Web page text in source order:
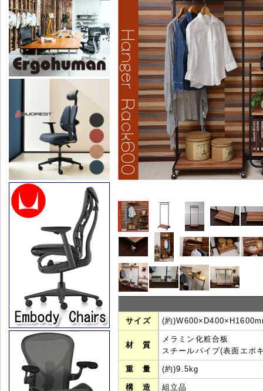
サイズ (約
材 質
メラミン化粧合板
スチールパイプ(表面エポ
重 量 (約)9.5kg
構 造 組立品